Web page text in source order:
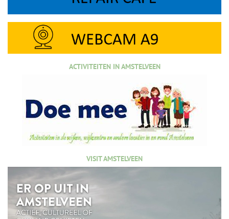
ACTIVITEITEN IN AMSTELVEEN
VISIT AMSTELVEEN